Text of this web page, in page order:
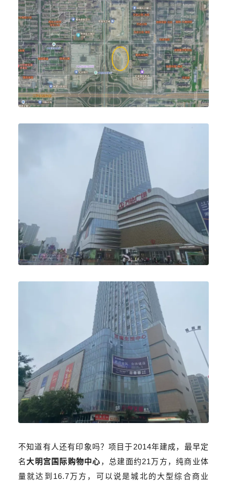
不知道有人还有印象吗？项目于2014年建成，最早定
名 大明宫国际购物中心 ，总建面约21万方，纯商业体
量就达到16.7万方，可以说是城北的大型综合商业